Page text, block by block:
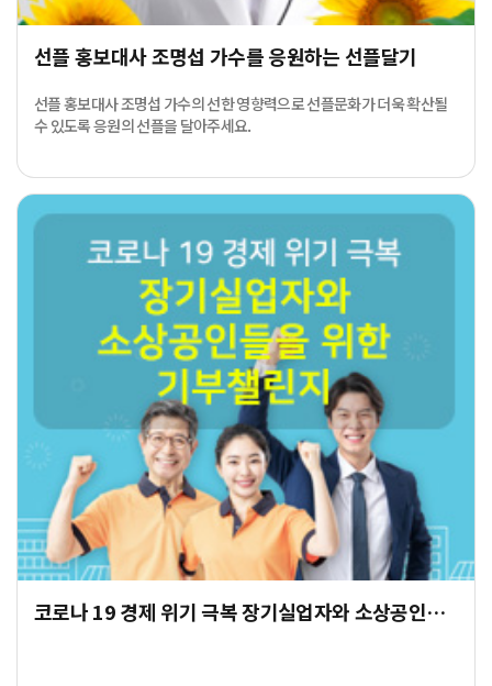
선플 홍보대사 조명섭 가수를 응원하는 선플달기
선플 홍보대사 조명섭 가수의 선한 영향력으로 선플문화가 더욱 확산될
수 있도록 응원의 선플을 달아주세요.
코로나 19 경제 위기 극복 장기실업자와 소상공인들을 위한 기부 챌린지